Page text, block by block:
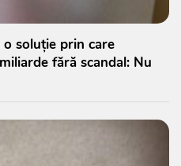
o soluție prin care
fără scandal: Nu